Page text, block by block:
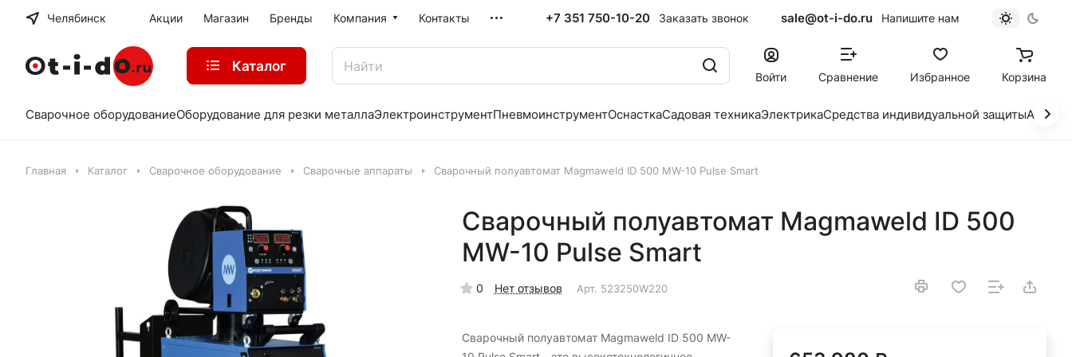
Челябинск Акции Магазин Бренды Компания Контакты +7 351 750-10-20 Заказать звонок sale@ot-i-do.ru Напишите нам
Каталог
Войти Сравнение Избранное Корзина
Сварочное оборудованиеОборудование для резки металлаЭлектроинструментПневмоинструментОснасткаСадовая техникаЭлектрикаСредства индивидуальной защиты
Главная Каталог Сварочное оборудование Сварочные аппараты Сварочный полуавтомат Magmaweld ID 500 MW-10 Pulse Smart
Сварочный полуавтомат Magmaweld ID 500
MW-10 Pulse Smart
0 Нет отзывов Арт. 523250W220
Сварочный полуавтомат Magmaweld ID 500 MW-